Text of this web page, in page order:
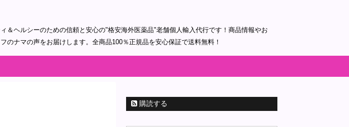
＆ヘルシーのための信頼と安心の"格安海外医薬品"老舗個人輸入代行です！商品情報やお
のナマの声をお届けします。全商品100％正規品を安心保証で送料無料！
購読する